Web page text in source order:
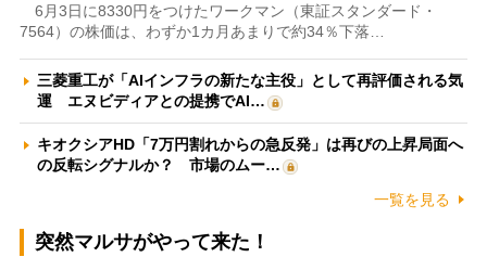
6月3日に8330円をつけたワークマン（東証スタンダード・
7564）の株価は、わずか1カ月あまりで約34％下落…
三菱重工が「AIインフラの新たな主役」として再評価される気
運 エヌビディアとの提携でAI…
キオクシアHD「7万円割れからの急反発」は再びの上昇局面へ
の反転シグナルか？ 市場のムー…
一覧を見る
突然マルサがやって来た！